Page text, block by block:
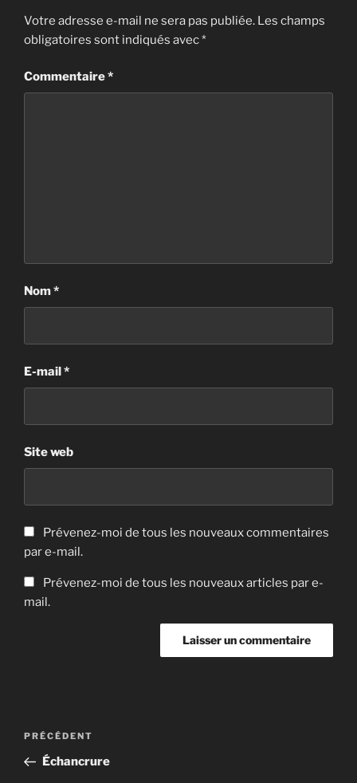
Votre adresse e-mail ne sera pas publiée. Les champs
obligatoires sont indiqués avec*
Commentaire*
Nom*
E-mail*
Site web
Prévenez-moi de tous les nouveaux commentaires
par e-mail.
Prévenez-moi de tous les nouveaux articles par e-
mail.
Navigation
l’article
Article
précédent
PRÉCÉDENT
Échancrure